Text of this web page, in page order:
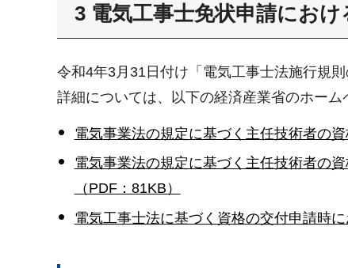
3 電気工事士免状申請にお
令和4年3月31日付け「電気工事士法施行規
詳細については、以下の経済産業省のホーム
電気事業法の規定に基づく主任技術者の
電気事業法の規定に基づく主任技術者の
（PDF：81KB）
電気工事士法に基づく資格の交付申請時